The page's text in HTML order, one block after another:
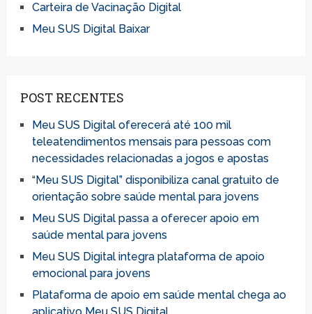
Carteira de Vacinação Digital
Meu SUS Digital Baixar
POST RECENTES
Meu SUS Digital oferecerá até 100 mil
teleatendimentos mensais para pessoas com
necessidades relacionadas a jogos e apostas
“Meu SUS Digital” disponibiliza canal gratuito de
orientação sobre saúde mental para jovens
Meu SUS Digital passa a oferecer apoio em
saúde mental para jovens
Meu SUS Digital integra plataforma de apoio
emocional para jovens
Plataforma de apoio em saúde mental chega ao